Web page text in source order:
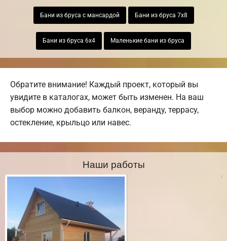
Бани из бруса с мансардой Бани из бруса 7х8
Бани из бруса 6х4 Маленькие бани из бруса
Обратите внимание! Каждый проект, который вы
увидите в каталогах, может быть изменен. На ваш
выбор можно добавить балкон, веранду, террасу,
остекление, крыльцо или навес.
Наши работы